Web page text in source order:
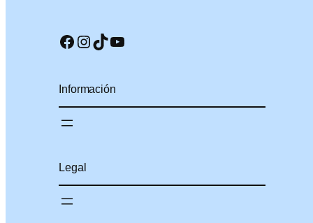
Facebook Instagram TikTok YouTube
Información
Legal